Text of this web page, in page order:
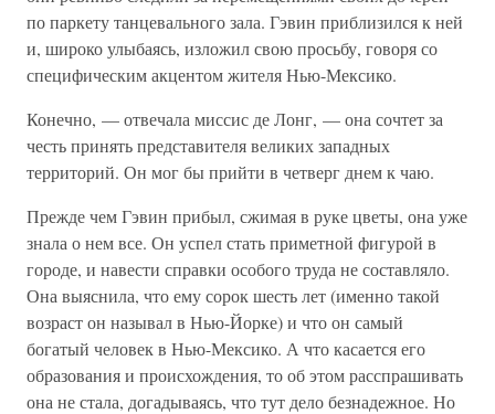
по паркету танцевального зала. Гэвин приблизился к ней
и, широко улыбаясь, изложил свою просьбу, говоря со
специфическим акцентом жителя Нью-Мексико.
Конечно, — отвечала миссис де Лонг, — она сочтет за
честь принять представителя великих западных
территорий. Он мог бы прийти в четверг днем к чаю.
Прежде чем Гэвин прибыл, сжимая в руке цветы, она уже
знала о нем все. Он успел стать приметной фигурой в
городе, и навести справки особого труда не составляло.
Она выяснила, что ему сорок шесть лет (именно такой
возраст он называл в Нью-Йорке) и что он самый
богатый человек в Нью-Мексико. А что касается его
образования и происхождения, то об этом расспрашивать
она не стала, догадываясь, что тут дело безнадежное. Но